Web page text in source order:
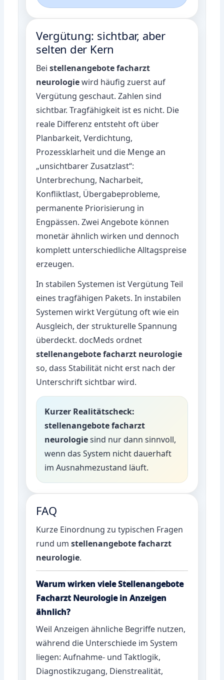
Vergütung: sichtbar, aber
selten der Kern
Beistellenangebote facharzt
neurologiewird häufig zuerst auf
Vergütung geschaut. Zahlen sind
sichtbar. Tragfähigkeit ist es nicht. Die
reale Differenz entsteht oft über
Planbarkeit, Verdichtung,
Prozessklarheit und die Menge an
„unsichtbarer Zusatzlast“:
Unterbrechung, Nacharbeit,
Konfliktlast, Übergabeprobleme,
permanente Priorisierung in
Engpässen. Zwei Angebote können
monetär ähnlich wirken und dennoch
komplett unterschiedliche Alltagspreise
erzeugen.
In stabilen Systemen ist Vergütung Teil
eines tragfähigen Pakets. In instabilen
Systemen wirkt Vergütung oft wie ein
Ausgleich, der strukturelle Spannung
überdeckt. docMeds ordnet
stellenangebote facharzt neurologie
so, dass Stabilität nicht erst nach der
Unterschrift sichtbar wird.
Kurzer Realitätscheck:
stellenangebote facharzt
neurologiesind nur dann sinnvoll,
wenn das System nicht dauerhaft
im Ausnahmezustand läuft.
FAQ
Kurze Einordnung zu typischen Fragen
rund umstellenangebote facharzt
neurologie.
Warum wirken viele Stellenangebote
Facharzt Neurologie in Anzeigen
ähnlich?
Weil Anzeigen ähnliche Begriffe nutzen,
während die Unterschiede im System
liegen: Aufnahme- und Taktlogik,
Diagnostikzugang, Dienstrealität,